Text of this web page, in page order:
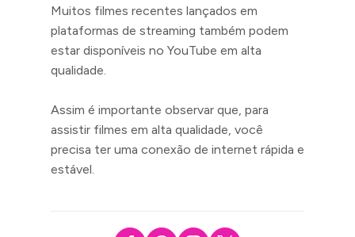
Muitos filmes recentes lançados em
plataformas de streaming também podem
estar disponíveis no YouTube em alta
qualidade.
Assim é importante observar que, para
assistir filmes em alta qualidade, você
precisa ter uma conexão de internet rápida e
estável.